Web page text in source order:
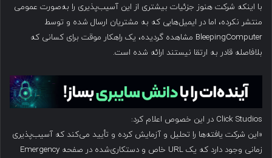
با اینکه شرکت هنوز جزئیات بیشتری از این آسیب‌پذیری را به‌صورت عمومی
منتشر نکرده، اما در ایمیل‌هایی که به مشتریان ارسال شده و توسط
BleepingComputer مشاهده گردیده، یک راهکار موقت برای کسانی که
بلافاصله قادر به ارتقا نیستند ارائه شده است.
Click Studios در این خصوص اعلام کرد:
«این شرکت یافته‌ها را تحلیل و آزمایش کرده و تأیید می‌کند که آسیب‌پذیری
زمانی وجود دارد که یک URL خاص و دستکاری‌شده در صفحه Emergency